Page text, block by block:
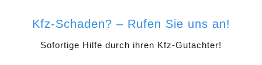
Kfz-Schaden? – Rufen Sie uns an!
Sofortige Hilfe durch ihren Kfz-Gutachter!